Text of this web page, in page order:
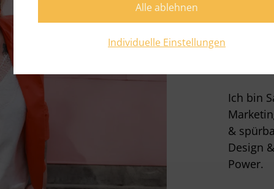
Ich bin
&
Design
Power.
Individuelle Einstellungen